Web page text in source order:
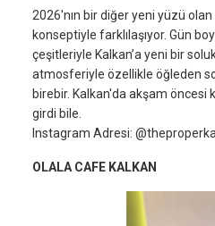
2026'nın bir diğer yeni yüzü
konseptiyle farklılaşıyor. Gün
çeşitleriyle Kalkan’a yeni bir
atmosferiyle özellikle öğleden
birebir. Kalkan'da akşam öncesi
girdi bile.
Instagram Adresi:
OLALA CAFE KALKAN